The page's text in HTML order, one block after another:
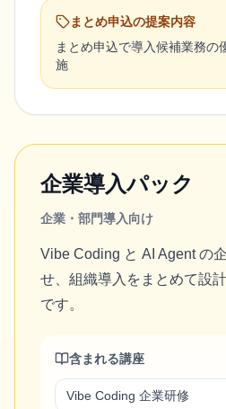
まとめ申込の提案内容
まとめ申込で導入候補業務の
施
企業導入パック
企業・部門導入向け
Vibe Coding と AI Agent の
せ、組織導入をまとめて設
です。
含まれる講座
Vibe Coding 企業研修